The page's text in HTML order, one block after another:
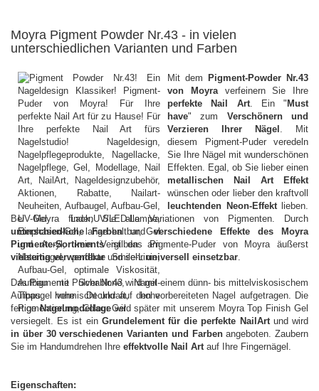
Moyra Pigment Powder Nr.43 - in vielen
unterschiedlichen Varianten und Farben
Mit dem Pigment-Powder Nr.43
von Moyraverfeinern Sie Ihre
perfekte Nail Art. Ein "Must
have" zum Verschönern und
Verzieren Ihrer Nägel . Mit
diesem Pigment-Puder veredeln
Sie Ihre Nägel mit wunderschönen
Effekten. Egal, ob Sie lieber einen
metallischen Nail Art Effekt
wünschen oder lieber den kraftvoll
leuchtenden Neon-Effektlieben.
Bei Moyra finden Sie alle Variationen von Pigmenten. Durch
unterschiedliche Farbenundverschiedene Effekte des Moyra
Pigmente-Sortimentsist das Pigmente-Puder von Moyra äußerst
vielseitig verwendbar und sehruniversell einsetzbar
Das Pigmente Pulver Nr.43 wird mit einem dünn- bis mittelviskosischem
Aufbaugel vermischt und auf den vorbereiteten Nagel aufgetragen. Die
fertigeNagelmodellagewird später mit unserem Moyra Top Finish Gel
versiegelt. Es ist ein Grundelement für die perfekte NailArtund wird
in über 30 verschiedenen Varianten und Farbenangeboten. Zaubern
Sie im Handumdrehen Ihre effektvolle Nail Art auf Ihre Fingernägel.
Eigenschaften: